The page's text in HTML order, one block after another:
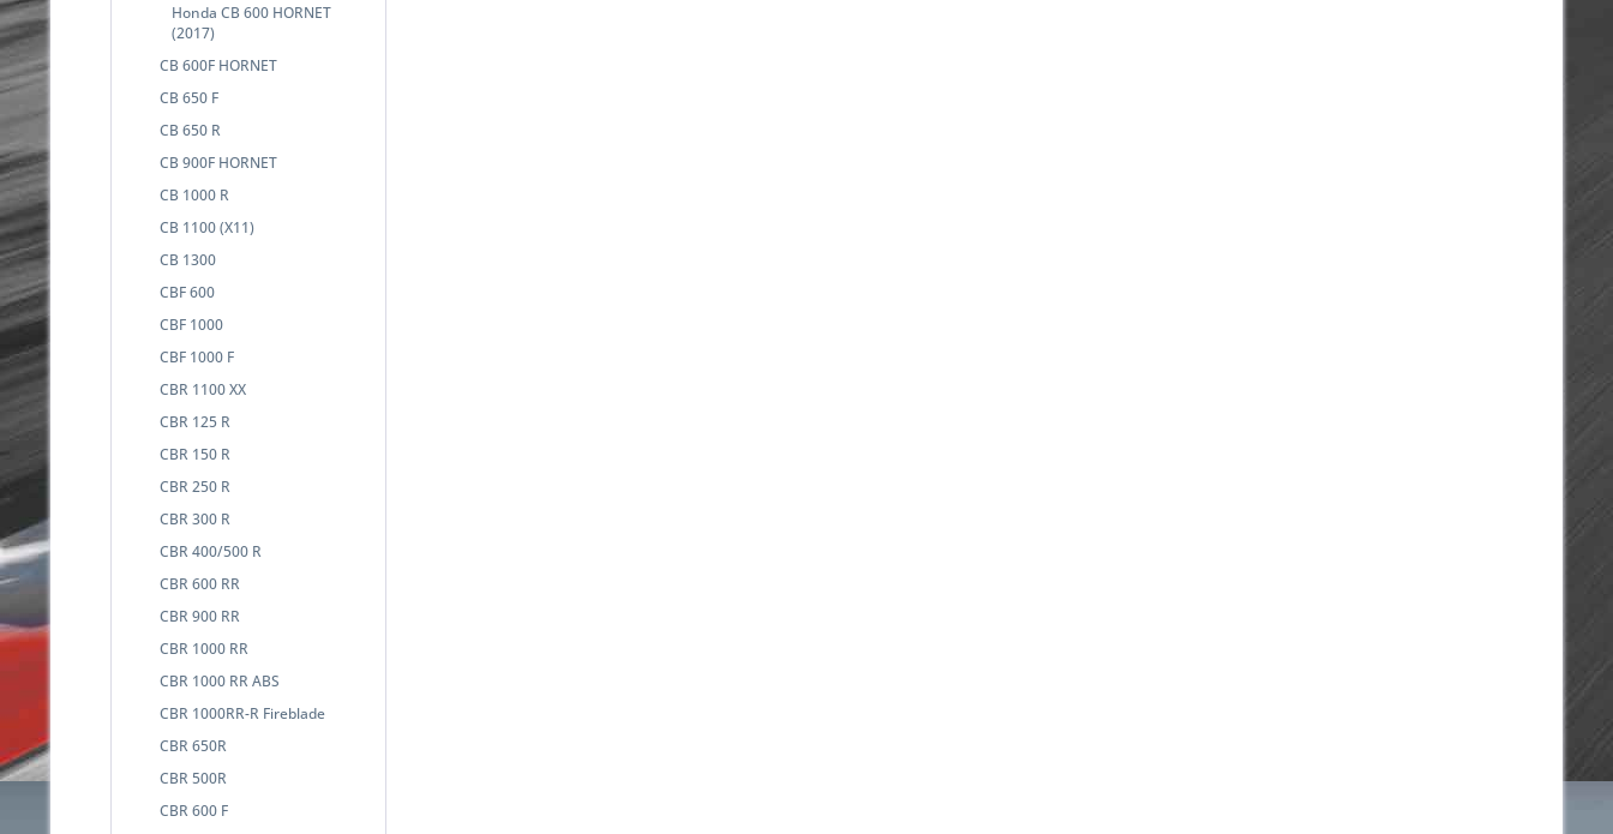
Honda CB 600 HORNET
(2017)
CB 600F HORNET
CB 650 F
CB 650 R
CB 900F HORNET
CB 1000 R
CB 1100 (X11)
CB 1300
CBF 600
CBF 1000
CBF 1000 F
CBR 1100 XX
CBR 125 R
CBR 150 R
CBR 250 R
CBR 300 R
CBR 400/500 R
CBR 600 RR
CBR 900 RR
CBR 1000 RR
CBR 1000 RR ABS
CBR 1000RR-R Fireblade
CBR 650R
CBR 500R
CBR 600 F